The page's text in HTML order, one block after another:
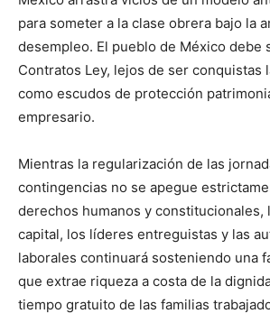
para someter a la clase obrera bajo la
desempleo. El pueblo de México debe
Contratos Ley, lejos de ser conquistas
como escudos de protección
empresario.
Mientras la regularización de las
contingencias no se apegue
derechos humanos y constitucionales,
capital, los líderes entreguistas y las
laborales continuará sosteniendo una
que extrae riqueza a costa de la
tiempo gratuito de las familias